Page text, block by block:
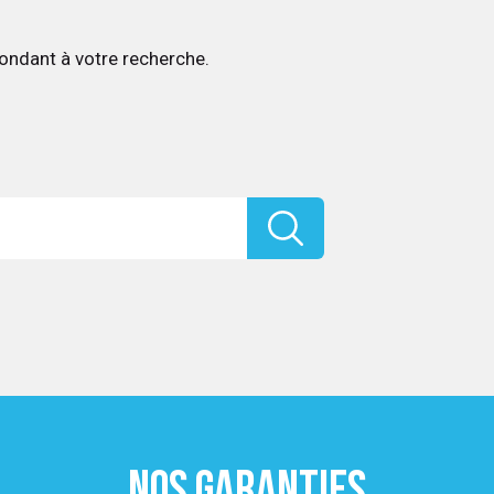
à votre recherche.